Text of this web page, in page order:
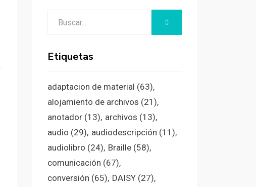
BUSCAR
Etiquetas
adaptacion de material (63)
alojamiento de archivos (21)
anotador(13) archivos (13)
audio (29) audiodescripción (11)
audiolibro (24) Braille(58)
comunicación (67)
conversión (65) DAISY(27)